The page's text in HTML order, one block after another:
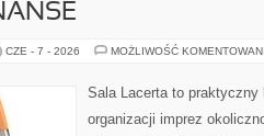
CZE - 7 - 2026 MOŻLIWOŚĆ
Sala Lacerta to praktyczny
organizacji imprez